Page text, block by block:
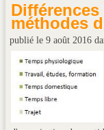
méthodes
publié le 9 août 2016